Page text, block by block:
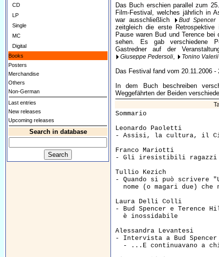
CD
LP
Single
MC
Digital
Books
Posters
Merchandise
Others
Non-German
Last entries
New releases
Upcoming releases
Search in database
Das Buch erschien parallel zum
Film-Festival, welches jährlich in
war ausschließlich
Bud Spencer
zeitgleich die erste Retrospektive
Pause waren Bud und Terence
sehen. Es gab verschiedene
Gastredner auf der
Giuseppe Pedersoli, Tonino Valerii
Das Festival fand vom 20.11.2006
In dem Buch beschreiben
Weggefährten der Beiden
Sommario
Leonardo Paoletti
- Assisi, la cultura, il
Franco Mariotti
- Gli iresistibili ragazzi
Tullio Kezich
- Quando si può scrivere
nome (o magari due) che
Laura Delli Colli
- Bud Spencer e Terence
è inossidabile
Alessandra Levantesi
- Intervista a Bud
- ...E continuavano a